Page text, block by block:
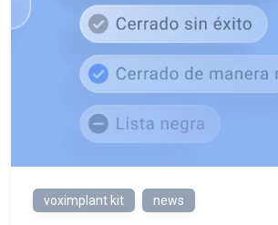
voximplant kit news